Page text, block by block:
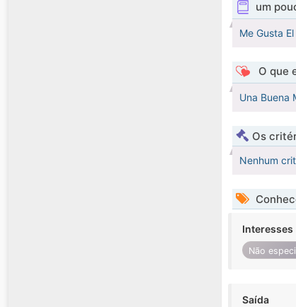
um
Me Gusta
O que
Una Buena
Os
Nenhum
Interesses
Não
Saída